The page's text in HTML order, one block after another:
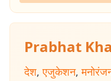
Prabhat
देश, एजुकेशन,